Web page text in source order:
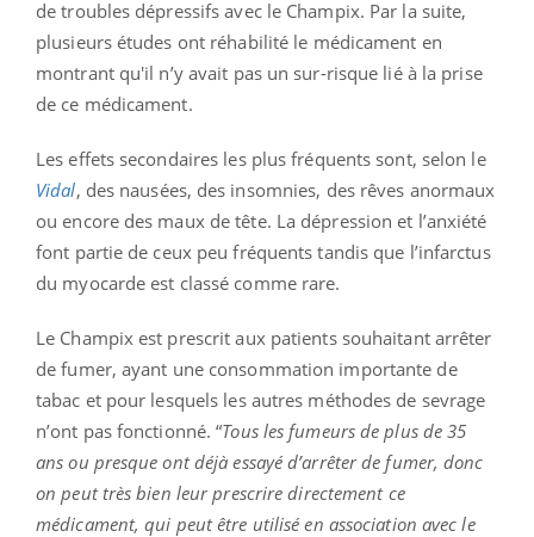
de troubles dépressifs avec le Champix. Par la suite,
plusieurs études ont réhabilité le médicament en
montrant qu'il n’y avait pas un sur-risque lié à la prise
de ce médicament.
Les effets secondaires les plus fréquents sont, selon le
Vidal, des nausées, des insomnies, des rêves anormaux
ou encore des maux de tête. La dépression et l’anxiété
font partie de ceux peu fréquents tandis que l’infarctus
du myocarde est classé comme rare.
Le Champix est prescrit aux patients souhaitant arrêter
de fumer, ayant une consommation importante de
tabac et pour lesquels les autres méthodes de sevrage
n’ont pas fonctionné. “Tous les fumeurs de plus de 35
ans ou presque ont déjà essayé d’arrêter de fumer, donc
on peut très bien leur prescrire directement ce
médicament, qui peut être utilisé en association avec le